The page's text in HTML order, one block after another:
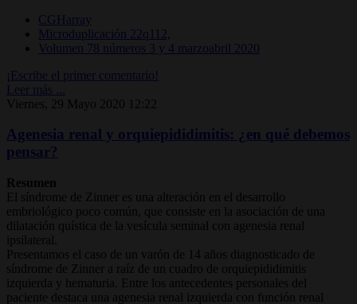
CGHarray
Microduplicación 22q112,
Volumen 78 números 3 y 4 marzoabril 2020
¡Escribe el primer comentario!
Leer más ...
Viernes, 29 Mayo 2020 12:22
Agenesia renal y orquiepididimitis: ¿en qué debemos
pensar?
Resumen
El síndrome de Zinner es una alteración en el desarrollo
embriológico poco común, que consiste en la asociación de una
dilatación quística de la vesícula seminal con agenesia renal
ipsilateral.
Presentamos el caso de un varón de 14 años diagnosticado de
síndrome de Zinner a raíz de un cuadro de orquiepididimitis
izquierda y hematuria. Entre los antecedentes personales del
paciente destaca una agenesia renal izquierda con función renal